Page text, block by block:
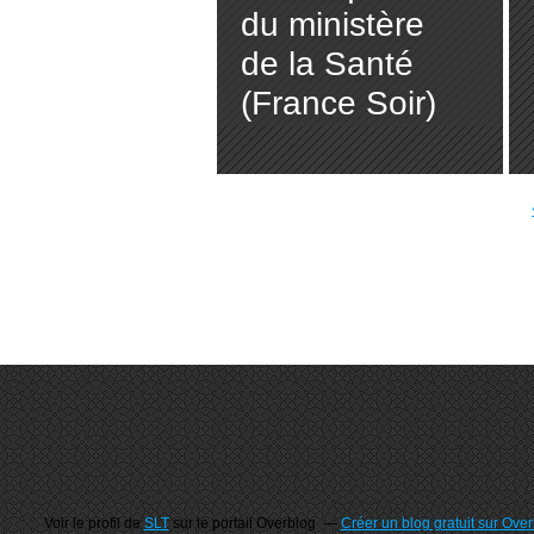
du ministère
de la Santé
(France Soir)
Voir le profil deSLTsur le portail Overblog Créer un blog gratuit sur